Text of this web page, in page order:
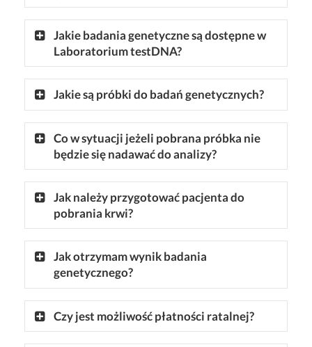
Jakie badania genetyczne są dostępne w
Laboratorium testDNA?
Jakie są próbki do badań genetycznych?
Co w sytuacji jeżeli pobrana próbka nie
będzie się nadawać do analizy?
Jak należy przygotować pacjenta do
pobrania krwi?
Jak otrzymam wynik badania
genetycznego?
Czy jest możliwość płatności ratalnej?